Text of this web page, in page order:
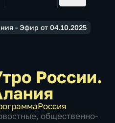
- Эфир от 04.10.2025
России.
Россия
, общественно-